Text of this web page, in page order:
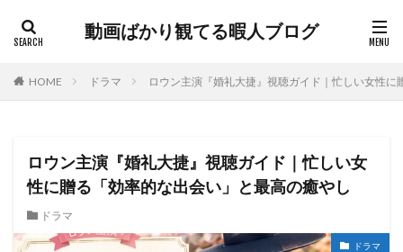
動画ばかり観てる暇人ブログ
HOME ドラマ ロウン主演『婚礼大捷』視聴ガイド｜忙しい女性
ロウン主演『婚礼大捷』視聴ガイド｜忙しい女
性に贈る「効率的な出会い」と最高の癒やし
ドラマ
ドラマ